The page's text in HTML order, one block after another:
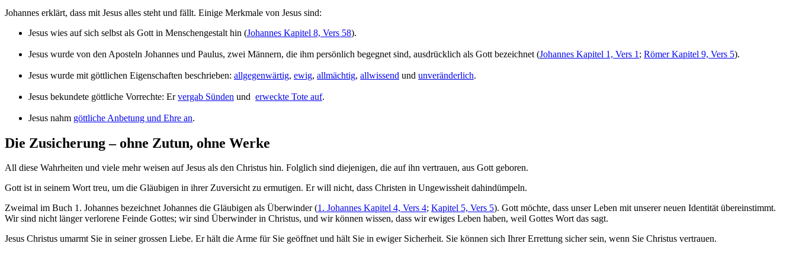
Johannes erklärt, dass mit Jesus alles steht und fällt. Einige Merkmale von Jesus sind:
Jesus wies auf sich selbst als Gott in Menschengestalt hin (Johannes Kapitel 8, Vers 58).
Jesus wurde von den Aposteln Johannes und Paulus, zwei Männern, die ihm persönlich begegnet sind, ausdrücklich als Gott bezeichnet (Johannes Kapitel 1, Vers 1 ; Römer Kapitel 9, Vers 5).
Jesus wurde mit göttlichen Eigenschaften beschrieben: allgegenwärtig, ewig, allmächtig, allwissend und unveränderlich.
Jesus bekundete göttliche Vorrechte: Ervergab Sünden und erweckte Tote auf.
Jesus nahm göttliche Anbetung und Ehre an.
Die Zusicherung – ohne Zutun, ohne Werke
All diese Wahrheiten und viele mehr weisen auf Jesus als den Christus hin. Folglich sind diejenigen, die auf ihn vertrauen, aus Gott geboren.
Gott ist in seinem Wort treu, um die Gläubigen in ihrer Zuversicht zu ermutigen. Er will nicht, dass Christen in Ungewissheit dahindümpeln.
Zweimal im Buch 1. Johannes bezeichnet Johannes die Gläubigen als Überwinder (1. Johannes Kapitel 4, Vers 4; Kapitel 5, Vers 5). Gott möchte, dass unser Leben mit unserer neuen Identität übereinstimmt.
Wir sind nicht länger verlorene Feinde Gottes; wir sind Überwinder in Christus, und wir können wissen, dass wir ewiges Leben haben, weil Gottes Wort das sagt.
Jesus Christus umarmt Sie in seiner grossen Liebe. Er hält die Arme für Sie geöffnet und hält Sie in ewiger Sicherheit. Sie können sich Ihrer Errettung sicher sein, wenn Sie Christus vertrauen.